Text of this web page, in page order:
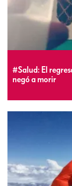
#Salud: El
negó a morir